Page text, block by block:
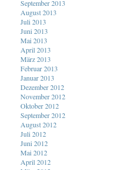
September 2013
August 2013
Juli 2013
Juni 2013
Mai 2013
April 2013
März 2013
Februar 2013
Januar 2013
Dezember 2012
November 2012
Oktober 2012
September 2012
August 2012
Juli 2012
Juni 2012
Mai 2012
April 2012